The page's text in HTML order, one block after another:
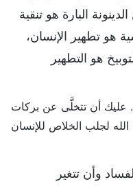
البارة هو تنقية
هو تطهير الإنسان،
هو التطهير
وعمله. عليك أن تتخلَّى عن بركات
لجلب الخلاص للإنسان
وأن تتغير